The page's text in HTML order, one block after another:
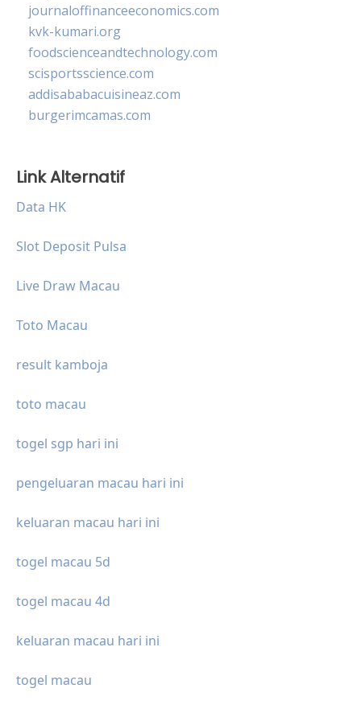
journaloffinanceeconomics.com
kvk-kumari.org
foodscienceandtechnology.com
scisportsscience.com
addisababacuisineaz.com
burgerimcamas.com
Link Alternatif
Data HK
Slot Deposit Pulsa
Live Draw Macau
Toto Macau
result kamboja
toto macau
togel sgp hari ini
pengeluaran macau hari ini
keluaran macau hari ini
togel macau 5d
togel macau 4d
keluaran macau hari ini
togel macau